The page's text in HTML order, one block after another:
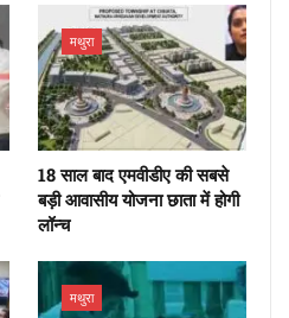
मथुरा
18 साल बाद एमवीडीए की सबसे
बड़ी आवासीय योजना छाता में होगी
लॉन्च
मथुरा